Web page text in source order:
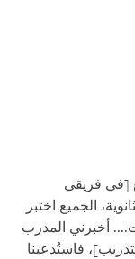
[في فريقي
الجميع اختبر
أخبرني المدرب
فاستُدعينا